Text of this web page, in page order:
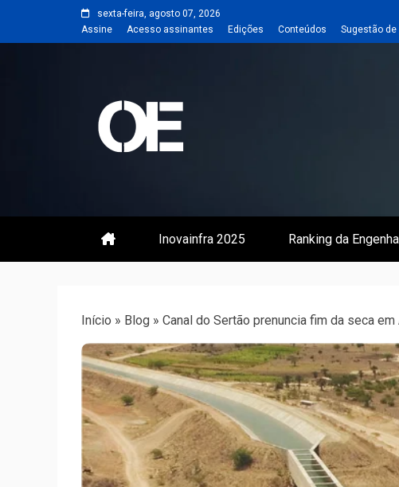
sexta-feira, agosto 07, 2026
Assine
Acesso assinantes Edições Conteúdos Sugestão de
Revista | O
Inovainfra 2025 Ranking da
Início » Blog » Canal do Sertão prenuncia fim da seca em